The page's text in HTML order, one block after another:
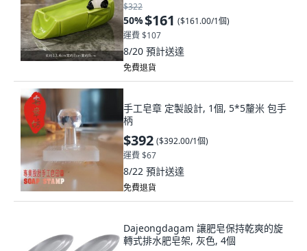
$322
50%$161 ($161.00/1個)
運費 $107
8/20 預計送達
免費退貨
手工皂章 定製設計, 1個, 5*5釐米 包手
柄
$392 ($392.00/1個)
運費 $67
8/22 預計送達
免費退貨
Dajeongdagam 讓肥皂保持乾爽的旋
轉式排水肥皂架, 灰色, 4個